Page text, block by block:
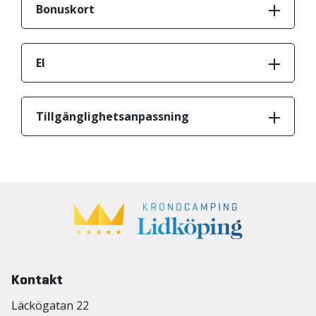
Bonuskort
El
Tillgänglighetsanpassning
Kontakt
Läckögatan 22